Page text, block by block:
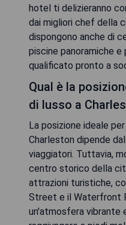
hotel ti delizieranno
dai migliori chef della
dispongono anche di
piscine panoramiche
qualificato pronto a
Qual è la
di lusso a
La posizione ideale
Charleston dipende
viaggiatori. Tuttavia,
centro storico della
attrazioni turistiche,
Street e il Waterfront
un'atmosfera vibrante